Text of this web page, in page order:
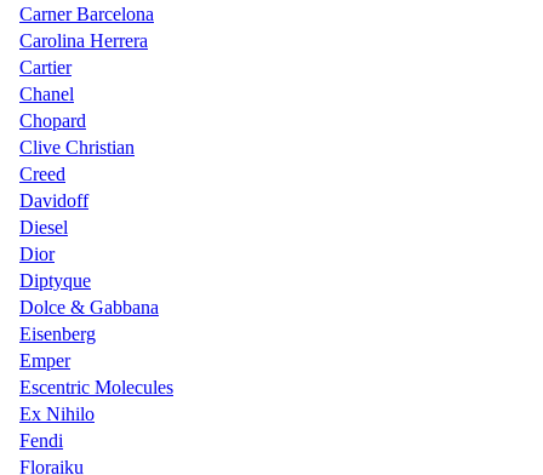
Carner Barcelona
Carolina Herrera
Cartier
Chanel
Chopard
Clive Christian
Creed
Davidoff
Diesel
Dior
Diptyque
Dolce & Gabbana
Eisenberg
Emper
Escentric Molecules
Ex Nihilo
Fendi
Floraiku